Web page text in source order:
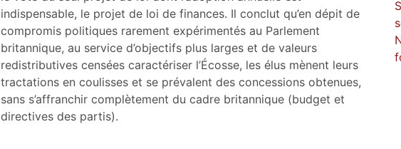
indispensable, le projet de loi de finances. Il conclut qu’en dépit de
compromis politiques rarement expérimentés au Parlement
britannique, au service d’objectifs plus larges et de valeurs
redistributives censées caractériser l’Écosse, les élus mènent leurs
tractations en coulisses et se prévalent des concessions obtenues,
sans s’affranchir complètement du cadre britannique (budget et
directives des partis).